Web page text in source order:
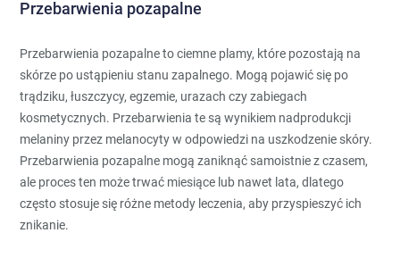
Przebarwienia pozapalne
Przebarwienia pozapalne to ciemne plamy, które pozostają na
skórze po ustąpieniu stanu zapalnego. Mogą pojawić się po
trądziku, łuszczycy, egzemie, urazach czy zabiegach
kosmetycznych. Przebarwienia te są wynikiem nadprodukcji
melaniny przez melanocyty w odpowiedzi na uszkodzenie skóry.
Przebarwienia pozapalne mogą zaniknąć samoistnie z czasem,
ale proces ten może trwać miesiące lub nawet lata, dlatego
często stosuje się różne metody leczenia, aby przyspieszyć ich
znikanie.